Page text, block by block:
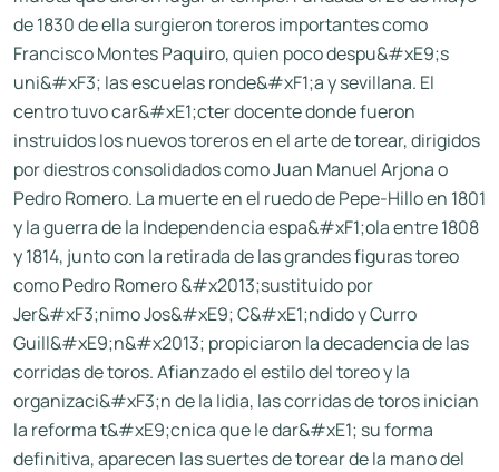
de 1830 de ella surgieron toreros importantes como
Francisco Montes Paquiro, quien poco despu&#xE9;s
uni&#xF3; las escuelas ronde&#xF1;a y sevillana. El
centro tuvo car&#xE1;cter docente donde fueron
instruidos los nuevos toreros en el arte de torear, dirigidos
por diestros consolidados como Juan Manuel Arjona o
Pedro Romero. La muerte en el ruedo de Pepe-Hillo en 1801
y la guerra de la Independencia espa&#xF1;ola entre 1808
y 1814, junto con la retirada de las grandes figuras toreo
como Pedro Romero &#x2013;sustituido por
Jer&#xF3;nimo Jos&#xE9; C&#xE1;ndido y Curro
Guill&#xE9;n&#x2013; propiciaron la decadencia de las
corridas de toros. Afianzado el estilo del toreo y la
organizaci&#xF3;n de la lidia, las corridas de toros inician
la reforma t&#xE9;cnica que le dar&#xE1; su forma
definitiva, aparecen las suertes de torear de la mano del